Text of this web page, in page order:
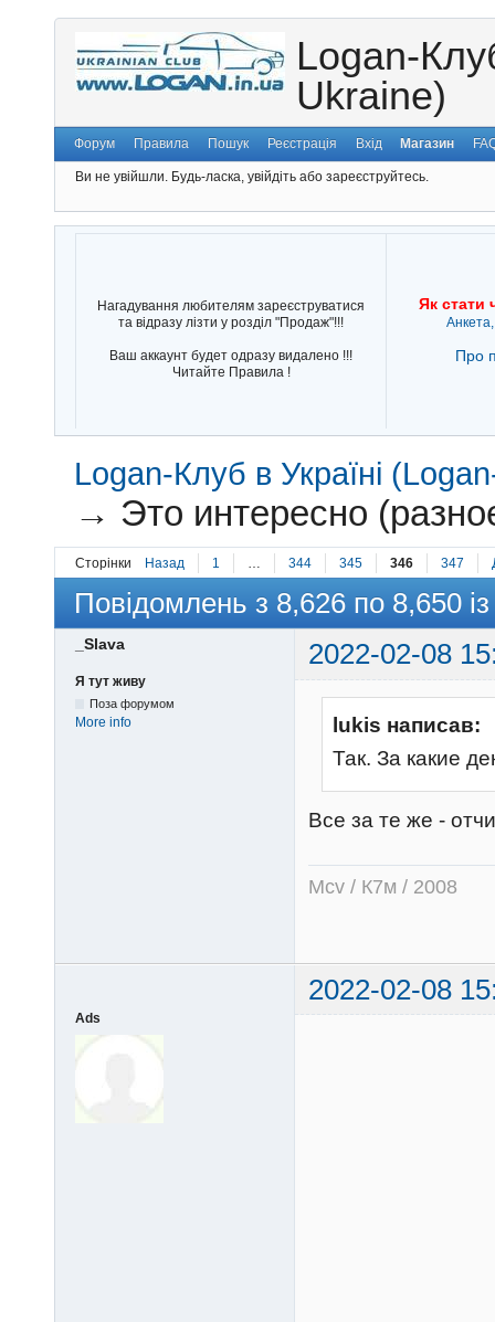
Logan-
Ukraine)
Форум Правила Пошук Реєстрація Вхід Магазин
Ви не увійшли. Будь-ласка, увійдіть або зареєструйтесь.
Нагадування любителям зареєструватися
та відразу лізти у розділ "Продаж"!!!
Ваш аккаунт будет одразу видалено !!!
Читайте Правила !
Як стати
Про
Logan-Клуб в Україні
→ Это интересно
Сторінки Назад 1 344 345 346 347
Повідомлень з 8,626 по 8,650
_Slava 2022-02-08
Я тут живу
Поза форумом
More info
lukis написав:
Так. За какие
Все за те же -
Mcv / К7м / 2008
2022-02-08
Ads